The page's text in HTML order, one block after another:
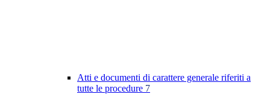
Atti e documenti di carattere generale riferiti a
tutte le procedure 7